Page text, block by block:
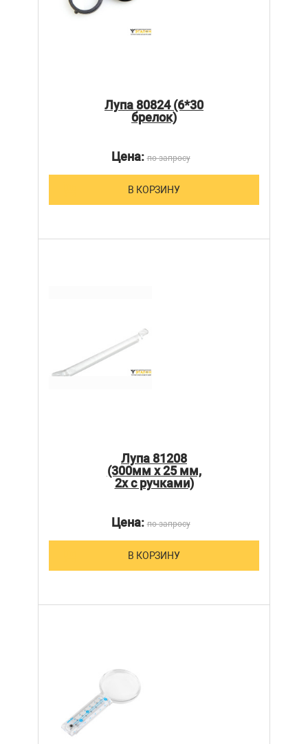
Лупа 80824 (6*30
брелок)
Цена:по запросу
В КОРЗИНУ
Лупа 81208
(300мм х 25 мм,
2х с ручками)
Цена:по запросу
В КОРЗИНУ